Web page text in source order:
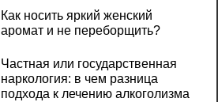
Как носить яркий женский
аромат и не переборщить?
Частная или государственная
наркология: в чем разница
подхода к лечению алкоголизма